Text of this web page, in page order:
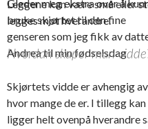
Gleder meg ekstra over å
bruke skjørtet til den fine
genseren som jeg fikk av
Andrea til min fødselsdag
Leggene kan være små eller
legges mot hverandre.
Hvordan skaper man
Skjørtets vidde er avhengig
hvor mange de er. I tillegg
ligger helt ovenpå hverandre